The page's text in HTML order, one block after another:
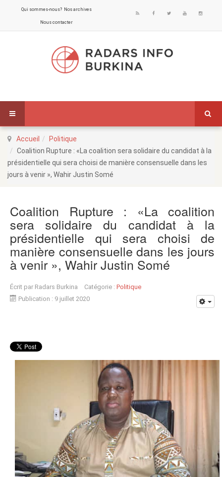
Qui sommes-nous? Nos archives
Nous contacter
Accueil
Politique
Coalition Rupture : «La coalition sera solidaire du candidat à la
présidentielle qui sera choisi de manière consensuelle dans les
jours à venir », Wahir Justin Somé
Coalition Rupture : «La coalition
sera solidaire du candidat à la
présidentielle qui sera choisi de
manière consensuelle dans les jours
à venir », Wahir Justin Somé
Écrit par Radars Burkina Catégorie : Politique
Publication : 9 juillet 2020